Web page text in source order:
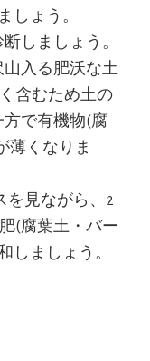
しょう。
しましょう。
入る肥沃な土
含むため土の
で有機物(腐
薄くなりま
を見ながら、2
(腐葉土・バー
しましょう。